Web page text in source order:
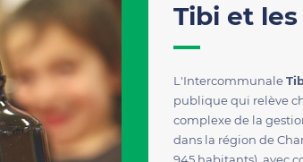
Tibi et les
L'Intercommunale
publique qui relève
complexe de la
dans la région de